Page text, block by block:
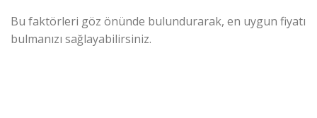
Bu faktörleri göz önünde bulundurarak, en uygun fiyatı
bulmanızı sağlayabilirsiniz.